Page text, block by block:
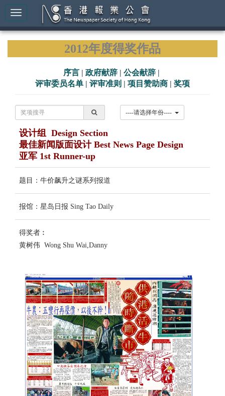
2012年度得奖作品
序言 | 政府献辞 | 公会献辞 |
评审委员名单 | 评审准则 | 项目赞助商 | 奖项
设计组 Design Section
最佳新闻版面设计 Best News Page Design
亚军 1st Runner-up
题目：牛价飙升之谜系列报道
报馆：星岛日报 Sing Tao Daily
得奖者︰
黄树伟 Wong Shu Wai,Danny